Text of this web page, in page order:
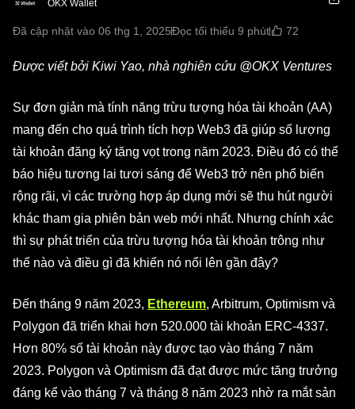
OKX Wallet
Đã cập nhật vào 06 thg 1, 2025Đọc tối thiểu 9 phút 72
Được viết bởi Kiwi Yao, nhà nghiên cứu @OKX Ventures
Sự đơn giản mà tính năng trừu tượng hóa tài khoản (AA)
mang đến cho quá trình tích hợp Web3 đã giúp số lượng
tài khoản đăng ký tăng vọt trong năm 2023. Điều đó có thể
báo hiệu tương lai tươi sáng để Web3 trở nên phổ biến
rộng rãi, vì các trường hợp áp dụng mới sẽ thu hút người
khác tham gia phiên bản web mới nhất. Nhưng chính xác
thì sự phát triển của trừu tượng hóa tài khoản trông như
thế nào và điều gì đã khiến nó nổi lên gần đây?
Đến tháng 9 năm 2023, Ethereum, Arbitrum, Optimism và
Polygon đã triển khai hơn 520.000 tài khoản ERC-4337.
Hơn 80% số tài khoản này được tạo vào tháng 7 năm
2023. Polygon và Optimism đã đạt được mức tăng trưởng
đáng kể vào tháng 7 và tháng 8 năm 2023 nhờ ra mắt sản